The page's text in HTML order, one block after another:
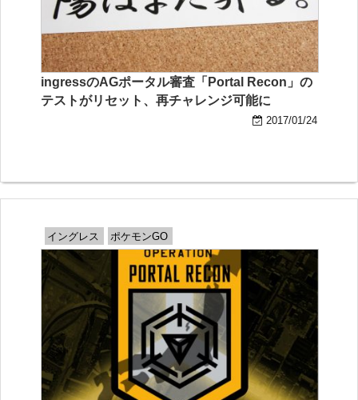
ingressのAGポータル審査「Portal Recon」の
テストがリセット、再チャレンジ可能に
2017/01/24
イングレス ポケモンGO